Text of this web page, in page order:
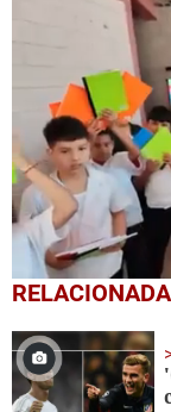
0
seconds
1
minute,
56
seconds